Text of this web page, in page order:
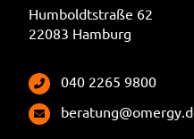
Humboldtstraße 62
22083 Hamburg
040 2265 9800